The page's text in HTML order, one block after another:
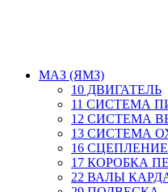
МАЗ (ЯМЗ)
10 ДВИГАТЕЛЬ
11 СИСТЕМА
12 СИСТЕМА
13 СИСТЕМА
16 СЦЕПЛЕНИЕ
17 КОРОБКА
22 ВАЛЫ